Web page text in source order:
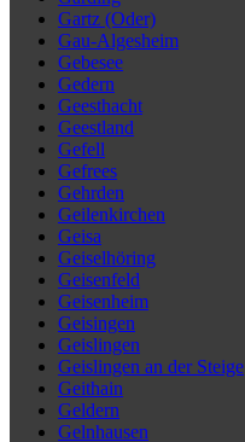
Gartz (Oder)
Gau-Algesheim
Gebesee
Gedern
Geesthacht
Geestland
Gefell
Gefrees
Gehrden
Geilenkirchen
Geisa
Geiselhöring
Geisenfeld
Geisenheim
Geisingen
Geislingen
Geislingen an der Steige
Geithain
Geldern
Gelnhausen